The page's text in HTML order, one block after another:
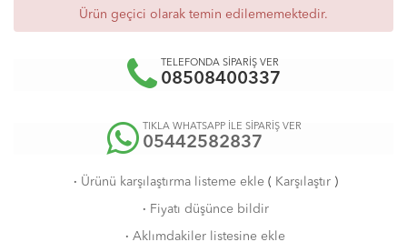
Ürün geçici olarak temin edilememektedir.
TELEFONDA SİPARİŞ VER
08508400337
TIKLA WHATSAPP İLE SİPARİŞ VER
05442582837
· Ürünü karşılaştırma listeme ekle( Karşılaştır)
· Fiyatı düşünce bildir
· Aklımdakiler listesine ekle